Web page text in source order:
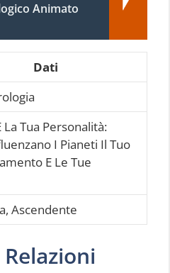
Animato
Dati
La Tua Personalità:
I Pianeti Il Tuo
E Le Tue
Ascendente
Relazioni